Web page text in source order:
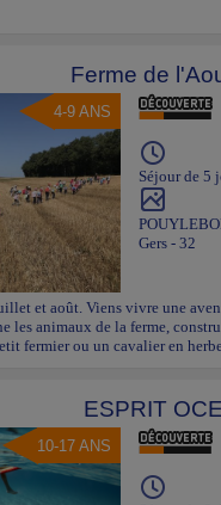
Ferme de
4-9 ANS
Séjour de 5
Gers - 32
et août. Viens vivre une
les animaux de la ferme,
fermier ou un cavalier en
ESPRIT
10-17 ANS